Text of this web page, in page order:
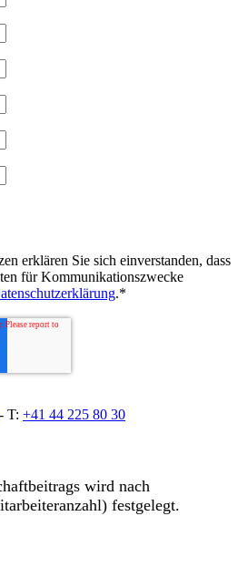
erklären Sie sich einverstanden, dass
für Kommunikationszwecke
.*
- T: +41 44 225 80 30
wird nach
festgelegt.